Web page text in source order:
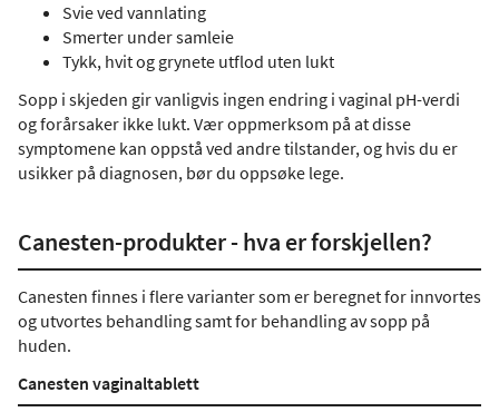
Svie ved vannlating
Smerter under samleie
Tykk, hvit og grynete utflod uten lukt
Sopp i skjeden gir vanligvis ingen endring i vaginal pH-verdi
og forårsaker ikke lukt. Vær oppmerksom på at disse
symptomene kan oppstå ved andre tilstander, og hvis du er
usikker på diagnosen, bør du oppsøke lege.
Canesten-produkter - hva er forskjellen?
Canesten finnes i flere varianter som er beregnet for innvortes
og utvortes behandling samt for behandling av sopp på
huden.
Canesten vaginaltablett